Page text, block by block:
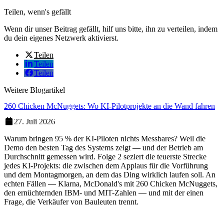
Teilen, wenn's gefällt
Wenn dir unser Beitrag gefällt, hilf uns bitte, ihn zu verteilen, indem
du dein eigenes Netzwerk aktivierst.
Teilen
Teilen
Teilen
Weitere Blogartikel
260 Chicken McNuggets: Wo KI-Pilotprojekte an die Wand fahren
27. Juli 2026
Warum bringen 95 % der KI-Piloten nichts Messbares? Weil die
Demo den besten Tag des Systems zeigt — und der Betrieb am
Durchschnitt gemessen wird. Folge 2 seziert die teuerste Strecke
jedes KI-Projekts: die zwischen dem Applaus für die Vorführung
und dem Montagmorgen, an dem das Ding wirklich laufen soll. An
echten Fällen — Klarna, McDonald's mit 260 Chicken McNuggets,
den ernüchternden IBM- und MIT-Zahlen — und mit der einen
Frage, die Verkäufer von Bauleuten trennt.